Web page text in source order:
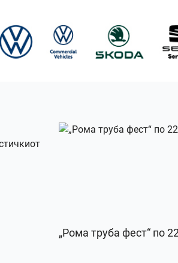
„Рома труба фест“ по